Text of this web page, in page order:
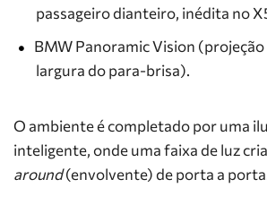
passageiro dianteiro, inédita no
BMW Panoramic Vision
largura do para-brisa).
O ambiente é completado por uma
inteligente, onde uma faixa de luz
around(envolvente) de porta a